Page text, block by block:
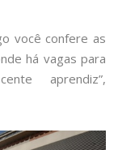
você confere as
há vagas para
aprendiz”,